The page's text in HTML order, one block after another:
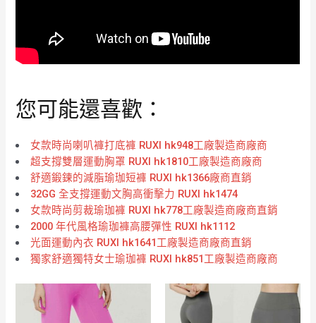
您可能還喜歡：
女款時尚喇叭褲打底褲 RUXI hk948工廠製造商廠商
超支撐雙層運動胸罩 RUXI hk1810工廠製造商廠商
舒適鍛鍊的減脂瑜珈短褲 RUXI hk1366廠商直銷
32GG 全支撐運動文胸高衝擊力 RUXI hk1474
女款時尚剪裁瑜珈褲 RUXI hk778工廠製造商廠商直銷
2000 年代風格瑜珈褲高腰彈性 RUXI hk1112
光面運動內衣 RUXI hk1641工廠製造商廠商直銷
獨家舒適獨特女士瑜珈褲 RUXI hk851工廠製造商廠商